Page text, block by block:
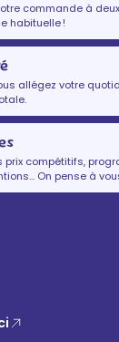
commande à
habituelle !
allégez votre
prix compétitifs,
On pense à